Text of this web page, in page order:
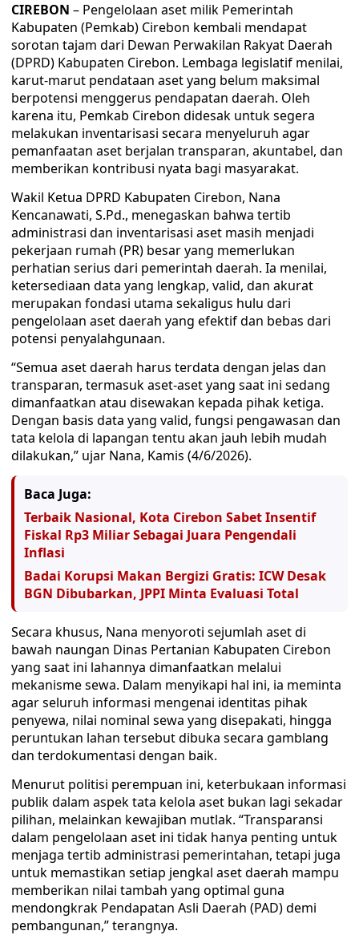
CIREBON – Pengelolaan aset milik Pemerintah
Kabupaten (Pemkab) Cirebon kembali mendapat
sorotan tajam dari Dewan Perwakilan Rakyat Daerah
(DPRD) Kabupaten Cirebon. Lembaga legislatif menilai,
karut-marut pendataan aset yang belum maksimal
berpotensi menggerus pendapatan daerah. Oleh
karena itu, Pemkab Cirebon didesak untuk segera
melakukan inventarisasi secara menyeluruh agar
pemanfaatan aset berjalan transparan, akuntabel, dan
memberikan kontribusi nyata bagi masyarakat.
Wakil Ketua DPRD Kabupaten Cirebon, Nana
Kencanawati, S.Pd., menegaskan bahwa tertib
administrasi dan inventarisasi aset masih menjadi
pekerjaan rumah (PR) besar yang memerlukan
perhatian serius dari pemerintah daerah. Ia menilai,
ketersediaan data yang lengkap, valid, dan akurat
merupakan fondasi utama sekaligus hulu dari
pengelolaan aset daerah yang efektif dan bebas dari
potensi penyalahgunaan.
“Semua aset daerah harus terdata dengan jelas dan
transparan, termasuk aset-aset yang saat ini sedang
dimanfaatkan atau disewakan kepada pihak ketiga.
Dengan basis data yang valid, fungsi pengawasan dan
tata kelola di lapangan tentu akan jauh lebih mudah
dilakukan,” ujar Nana, Kamis (4/6/2026).
Baca Juga:
Terbaik Nasional, Kota Cirebon Sabet Insentif
Fiskal Rp3 Miliar Sebagai Juara Pengendali
Inflasi
Badai Korupsi Makan Bergizi Gratis: ICW Desak
BGN Dibubarkan, JPPI Minta Evaluasi Total
Secara khusus, Nana menyoroti sejumlah aset di
bawah naungan Dinas Pertanian Kabupaten Cirebon
yang saat ini lahannya dimanfaatkan melalui
mekanisme sewa. Dalam menyikapi hal ini, ia meminta
agar seluruh informasi mengenai identitas pihak
penyewa, nilai nominal sewa yang disepakati, hingga
peruntukan lahan tersebut dibuka secara gamblang
dan terdokumentasi dengan baik.
Menurut politisi perempuan ini, keterbukaan informasi
publik dalam aspek tata kelola aset bukan lagi sekadar
pilihan, melainkan kewajiban mutlak. “Transparansi
dalam pengelolaan aset ini tidak hanya penting untuk
menjaga tertib administrasi pemerintahan, tetapi juga
untuk memastikan setiap jengkal aset daerah mampu
memberikan nilai tambah yang optimal guna
mendongkrak Pendapatan Asli Daerah (PAD) demi
pembangunan,” terangnya.